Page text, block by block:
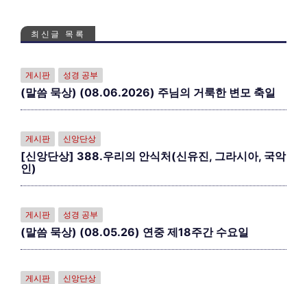
최신글 목록
게시판 성경 공부
(말씀 묵상) (08.06.2026) 주님의 거룩한 변모 축일
게시판 신앙단상
[신앙단상] 388.우리의 안식처(신유진, 그라시아, 국악
인)
게시판 성경 공부
(말씀 묵상) (08.05.26) 연중 제18주간 수요일
게시판 신앙단상